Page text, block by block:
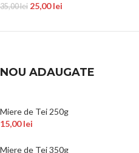
35,00lei 25,00lei
NOU ADAUGATE
Miere de Tei 250g
15,00lei
Miere de Tei 350g